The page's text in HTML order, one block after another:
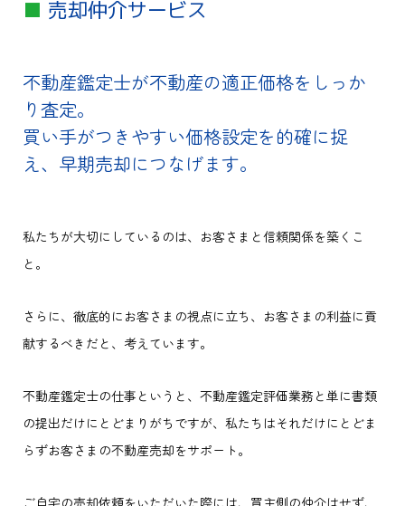
■ 売却仲介サービス
不動産鑑定士が不動産の適正価格をしっか
り査定。
買い手がつきやすい価格設定を的確に捉
え、早期売却につなげます。
私たちが大切にしているのは、お客さまと信頼関係を築くこ
と。
さらに、徹底的にお客さまの視点に立ち、お客さまの利益に貢
献するべきだと、考えています。
不動産鑑定士の仕事というと、不動産鑑定評価業務と単に書類
の提出だけにとどまりがちですが、私たちはそれだけにとどま
らずお客さまの不動産売却をサポート。